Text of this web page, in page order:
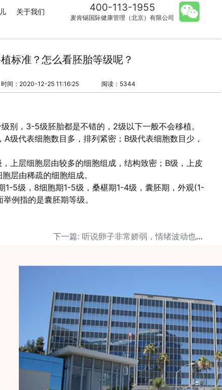
关于我们 400-113-1955
麦肯锡国际健康管理（北京）有限公司
标准？怎么看胚胎等级呢？
时间：2020-12-25 11:16:25 阅读：5344
别，3-5级胚胎都是不错的，2级以下一般不会移植。
级代表细胞数目多，排列紧密；B级代表细胞数目少，
上层细胞层由较多的细胞组成，结构致密；B级，上皮
层由稀疏的细胞组成。
1-5级，8细胞期1-5级，桑椹期1-4级，囊胚期，外观(1-
例指的是囊胚期等级。
下一篇: 听说卵子非常娇弱，情绪波动也能影响取卵结果？